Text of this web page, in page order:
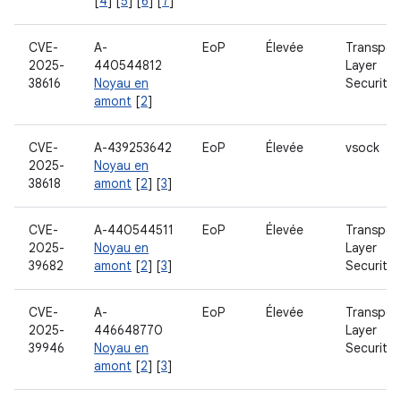
CVE-
2025-
38616
A-
440544812
Noyau en
amont [2]
EoP Élevée
Layer
Security
CVE-
2025-
38618
A-439253642
Noyau en
amont [2] [3]
EoP Élevée vsock
CVE-
2025-
39682
A-440544511
Noyau en
amont [2] [3]
EoP Élevée
Layer
Security
CVE-
2025-
39946
A-
446648770
Noyau en
amont [2] [3]
EoP Élevée
Layer
Security